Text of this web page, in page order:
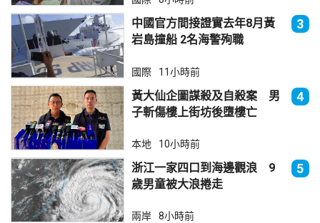
中國官方間接證實去年8月黃
岩島撞船 2名海警殉職
3
國際 11小時前
黃大仙企圖謀殺及自殺案 男
子斬傷樓上街坊後墮樓亡
4
本地 10小時前
浙江一家四口到海邊觀浪 9
歲男童被大浪捲走
5
兩岸 8小時前